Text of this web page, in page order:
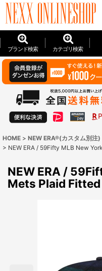
ブランド検索 カテゴリ検索
HOME > NEW ERA®(カスタム別注)
> NEW ERA / 59Fifty MLB New
NEW ERA /
Mets Plaid